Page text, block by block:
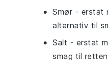
Smør - erstat
alternativ til
Salt - erstat
smag til